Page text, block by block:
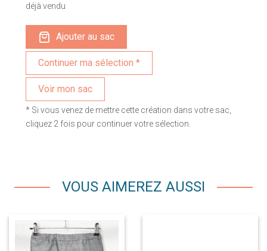
déjà vendu
Ajouter au sac
Voir mon sac
* Si vous venez de mettre cette création dans votre sac,
cliquez 2 fois pour continuer votre sélection.
VOUS AIMEREZ AUSSI